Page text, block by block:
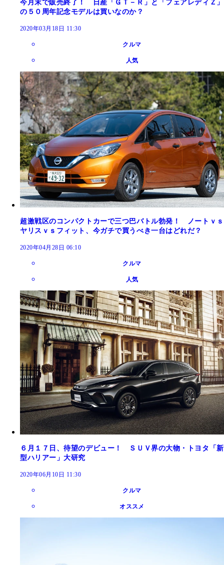
今月末で販売終了！ 日産「ＧＴ－Ｒ」と「フェアレディＺ」
の５０周年記念モデルは買いなのか？
2020年03月18日 11:30
クルマ
人気
超激戦区のコンパクトカーで三つ巴バトル勃発！ ノートｖｓ
ヤリスｖｓフィット、今ガチで買うべき一台はどれだ？
2020年04月28日 06:10
クルマ
人気
６月１７日、待望のデビュー！ ＳＵＶ界の大物・トヨタ「新
型ハリアー」大研究
2020年06月10日 11:30
クルマ
オススメ